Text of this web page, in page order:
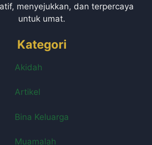
menyejukkan, dan terpercaya
untuk umat.
Kategori
Akidah
Artikel
Bina Keluarga
Muamalah